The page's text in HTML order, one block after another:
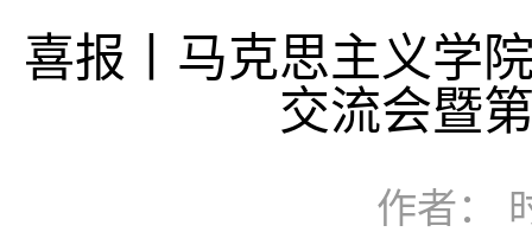
喜报丨马克思主义学
交流会暨
作者：